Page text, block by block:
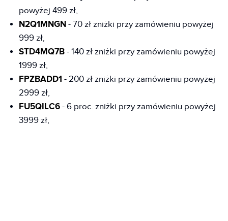
powyżej 499 zł,
N2Q1MNGN - 70 zł zniżki przy zamówieniu powyżej
999 zł,
STD4MQ7B - 140 zł zniżki przy zamówieniu powyżej
1999 zł,
FPZBADD1 - 200 zł zniżki przy zamówieniu powyżej
2999 zł,
FU5QILC6 - 6 proc. zniżki przy zamówieniu powyżej
3999 zł,